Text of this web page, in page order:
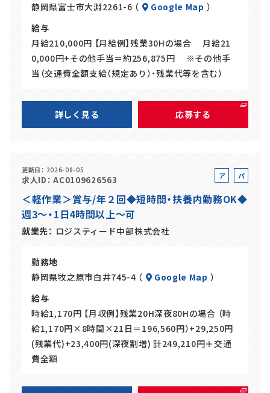
静岡県富士市大淵2261-6 （
Google Map ）
給与
月給210,000円 【月給例】残業30Hの場合 月給21
0,000円+その他手当＝約256,875円 ※その他手
当（交通費全額支給（規定あり）・残業代等を含む）
詳しく見る 応募する
更新日 2026-08-05
求人ID AC0109626563
ア
バ
パ
ト
＜軽作業＞賞与/年２回◆短時間・扶養内勤務OK◆
週3～・1日4時間以上～可
就業先 ロジスティード中部株式会社
勤務地
静岡県牧之原市白井745-4 （
Google Map ）
給与
時給1,170円 【月収例】残業20H深夜80Hの場合 （時
給1,170円×8時間×21日＝196,560円）+29,250円
(残業代)+23,400円(深夜割増) 計249,210円＋交通
費全額